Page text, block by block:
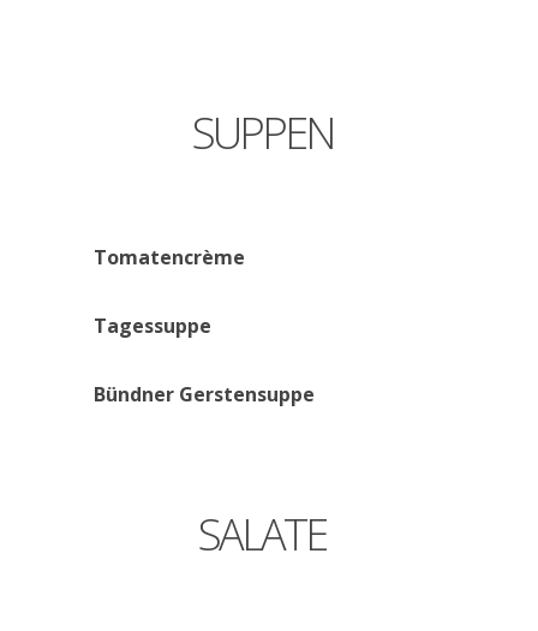
SUPPEN
Tomatencrème
Tagessuppe
Bündner Gerstensuppe
SALATE